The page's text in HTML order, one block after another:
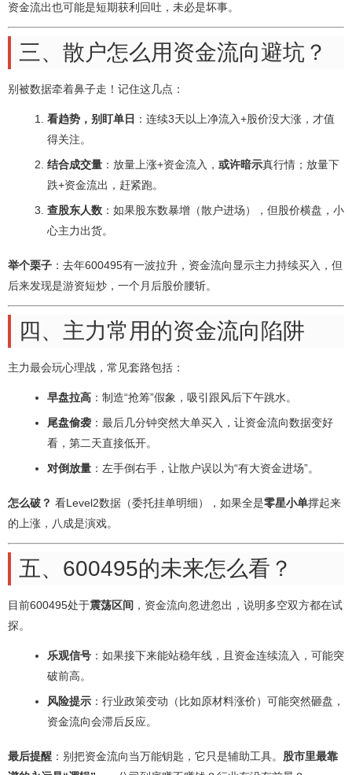
资金流出也可能是短期获利回吐，未必是坏事。
三、散户怎么用资金流向避坑？
别被数据牵着鼻子走！记住这几点：
看趋势，别盯单日 ：连续3天以上净流入+股价没大涨，才值
得关注。
结合成交量 ：放量上涨+资金流入， 或许暗示真行情；放量下
跌+资金流出，赶紧跑。
查股东人数 ：如果股东数暴增（散户进场），但股价横盘，小
心主力出货。
举个栗子 ：去年600495有一波拉升，资金流向显示主力持续买入，但
后来发现是游资短炒，一个月后股价腰斩。
四、主力常用的资金流向陷阱
主力最会玩心理战，常见套路包括：
早盘拉高 ：制造“抢筹”假象，吸引跟风后下午跳水。
尾盘偷袭：最后几分钟突然大单买入，让资金流向数据变好
看，第二天直接低开。
对倒放量 ：左手倒右手，让散户误以为“有大资金进场”。
怎么破？ 看Level2数据（委托挂单明细），如果全是零星小单撑起来
的上涨，八成是演戏。
五、600495的未来怎么看？
目前600495处于震荡区间 ，资金流向忽进忽出，说明多空双方都在试
探。
乐观信号 ：如果接下来能站稳年线，且资金连续流入，可能突
破前高。
风险提示 ：行业政策变动（比如原材料涨价）可能突然砸盘，
资金流向会滞后反应。
最后提醒 ：别把资金流向当万能钥匙，它只是辅助工具。 股市里最靠